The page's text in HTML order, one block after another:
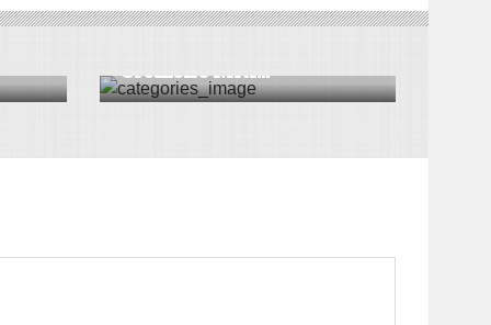
DRUŠTVO|VESTI|SREMSKA MITROVICA
Sremske Mitr...